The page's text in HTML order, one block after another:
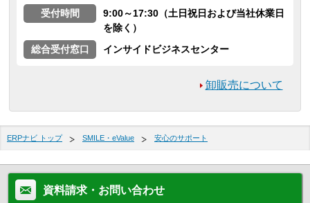
受付時間
9:00～17:30（土日祝日および当社休業日
を除く）
総合受付窓口
インサイドビジネスセンター
卸販売について
ERPナビ トップ SMILE・eValue 安心のサポート
資料請求・お問い合わせ